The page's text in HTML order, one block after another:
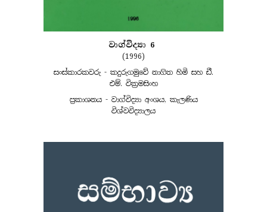
වාග්විද්‍යා 6
(1996)
සංස්කාරකවරු - කදුරුගමුවේ නාගිත හිමි සහ ඩී.
එම්. වික්‍රමසිංහ
ප්‍රකාශනය - වාග්විද්‍යා අංශය, කැලණිය
විශ්වවිද්‍යාලය